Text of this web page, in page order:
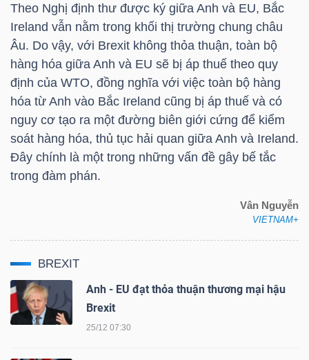
Theo Nghị định thư được ký giữa Anh và EU, Bắc
Ireland vẫn nằm trong khối thị trường chung châu
Âu. Do vậy, với Brexit không thỏa thuận, toàn bộ
hàng hóa giữa Anh và EU sẽ bị áp thuế theo quy
định của WTO, đồng nghĩa với việc toàn bộ hàng
hóa từ Anh vào Bắc Ireland cũng bị áp thuế và có
nguy cơ tạo ra một đường biên giới cứng để kiểm
soát hàng hóa, thủ tục hải quan giữa Anh và Ireland.
Đây chính là một trong những vấn đề gây bế tắc
trong đàm phán.
Vân Nguyễn
VIETNAM+
BREXIT
Anh - EU đạt thỏa thuận thương mại hậu
Brexit
25/12 07:30
tác
giả
(-)
Báo
cáo
phân
tích
(-)
ngữ
Dịch
vụ